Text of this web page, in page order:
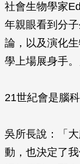
社會生物學家
年親眼看到分
論，以及演化
學上場展身手。
21世紀會是腦
吳所長說：「
動，也決定了